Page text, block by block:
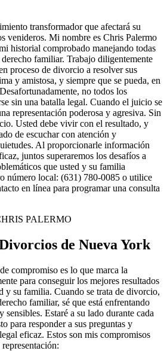
transformador que afectará su
venideros. Mi nombre es Chris Palermo
historial comprobado manejando todas
familiar. Trabajo diligentemente
proceso de divorcio a resolver sus
y amistosa, y siempre que se pueda, en
no todos los
sin una batalla legal. Cuando el juicio se
representación poderosa y agresiva. Sin
Usted debe vivir con el resultado, y
de escuchar con atención y
Al proporcionarle información
juntos superaremos los desafíos a
que usted y su familia
número local: (631) 780-0085 o utilice
en línea para programar una consulta
PALERMO
de Nueva York
compromiso es lo que marca la
para conseguir los mejores resultados
y su familia. Cuando se trata de divorcio,
familiar, sé que está enfrentando
Estaré a su lado durante cada
para responder a sus preguntas y
eficaz. Estos son mis compromisos